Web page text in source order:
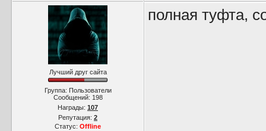
Лучший друг сайта
Группа: Пользователи
Сообщений: 198
Награды: 107
Репутация: 2
Статус: Offline
полная туфта,